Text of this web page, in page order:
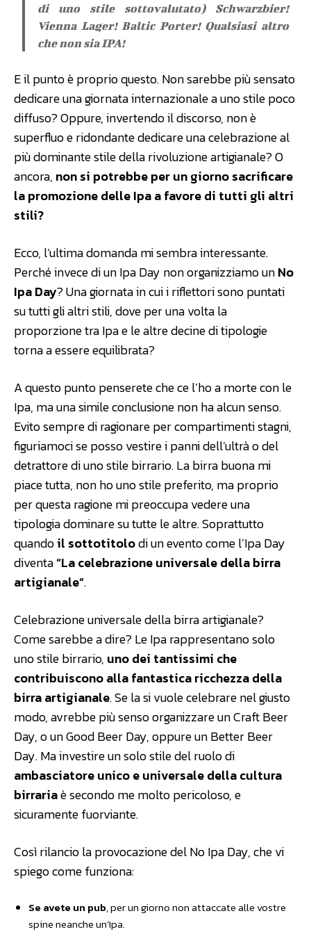
di uno stile sottovalutato) Schwarzbier!
Vienna Lager! Baltic Porter! Qualsiasi altro
che non sia IPA!
E il punto è proprio questo. Non sarebbe più sensato
dedicare una giornata internazionale a uno stile poco
diffuso? Oppure, invertendo il discorso, non è
superfluo e ridondante dedicare una celebrazione al
più dominante stile della rivoluzione artigianale? O
ancora, non si potrebbe per un giorno sacrificare
la promozione delle Ipa a favore di tutti gli altri
stili?
Ecco, l’ultima domanda mi sembra interessante.
Perché invece di un Ipa Day non organizziamo unNo
Ipa Day? Una giornata in cui i riflettori sono puntati
su tutti gli altri stili, dove per una volta la
proporzione tra Ipa e le altre decine di tipologie
torna a essere equilibrata?
A questo punto penserete che ce l’ho a morte con le
Ipa, ma una simile conclusione non ha alcun senso.
Evito sempre di ragionare per compartimenti stagni,
figuriamoci se posso vestire i panni dell’ultrà o del
detrattore di uno stile birrario. La birra buona mi
piace tutta, non ho uno stile preferito, ma proprio
per questa ragione mi preoccupa vedere una
tipologia dominare su tutte le altre. Soprattutto
quandoil sottotitolodi un evento come l’Ipa Day
diventa“La celebrazione universale della birra
artigianale”.
Celebrazione universale della birra artigianale?
Come sarebbe a dire? Le Ipa rappresentano solo
uno stile birrario, uno dei tantissimi che
contribuiscono alla fantastica ricchezza della
birra artigianale. Se la si vuole celebrare nel giusto
modo, avrebbe più senso organizzare un Craft Beer
Day, o un Good Beer Day, oppure un Better Beer
Day. Ma investire un solo stile del ruolo di
ambasciatore unico e universale della cultura
birrariaè secondo me molto pericoloso, e
sicuramente fuorviante.
Così rilancio la provocazione del No Ipa Day, che vi
spiego come funziona:
Se avete un pub, per un giorno non attaccate alle vostre
spine neanche un’Ipa.